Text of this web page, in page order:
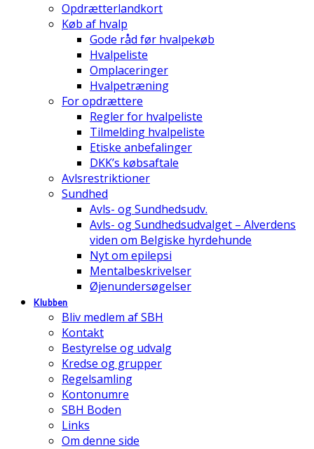
Opdrætterlandkort
Køb af hvalp
Gode råd før hvalpekøb
Hvalpeliste
Omplaceringer
Hvalpetræning
For opdrættere
Regler for hvalpeliste
Tilmelding hvalpeliste
Etiske anbefalinger
DKK’s købsaftale
Avlsrestriktioner
Sundhed
Avls- og Sundhedsudv.
Avls- og Sundhedsudvalget – Alverdens
viden om Belgiske hyrdehunde
Nyt om epilepsi
Mentalbeskrivelser
Øjenundersøgelser
Klubben
Bliv medlem af SBH
Kontakt
Bestyrelse og udvalg
Kredse og grupper
Regelsamling
Kontonumre
SBH Boden
Links
Om denne side